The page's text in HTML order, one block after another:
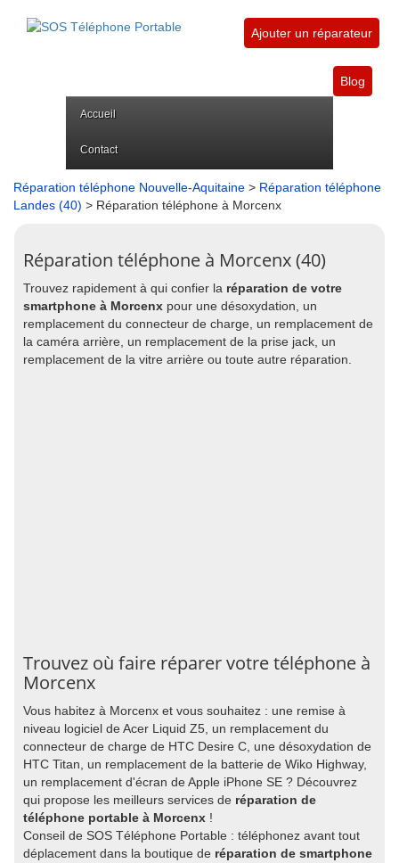
Ajouter un réparateur
Blog
Accueil
Contact
Réparation téléphone Nouvelle-Aquitaine > Réparation téléphone
Landes (40) > Réparation téléphone à Morcenx
Réparation téléphone à Morcenx (40)
Trouvez rapidement à qui confier la réparation de votre
smartphone à Morcenx pour une désoxydation, un
remplacement du connecteur de charge, un remplacement de
la caméra arrière, un remplacement de la prise jack, un
remplacement de la vitre arrière ou toute autre réparation.
Trouvez où faire réparer votre téléphone à
Morcenx
Vous habitez à Morcenx et vous souhaitez : une remise à
niveau logiciel de Acer Liquid Z5, un remplacement du
connecteur de charge de HTC Desire C, une désoxydation de
HTC Titan, un remplacement de la batterie de Wiko Highway,
un remplacement d'écran de Apple iPhone SE ? Découvrez
qui propose les meilleurs services de réparation de
téléphone portable à Morcenx !
Conseil de SOS Téléphone Portable : téléphonez avant tout
déplacement dans la boutique de réparation de smartphone